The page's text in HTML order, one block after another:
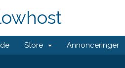
Store Annonceringer